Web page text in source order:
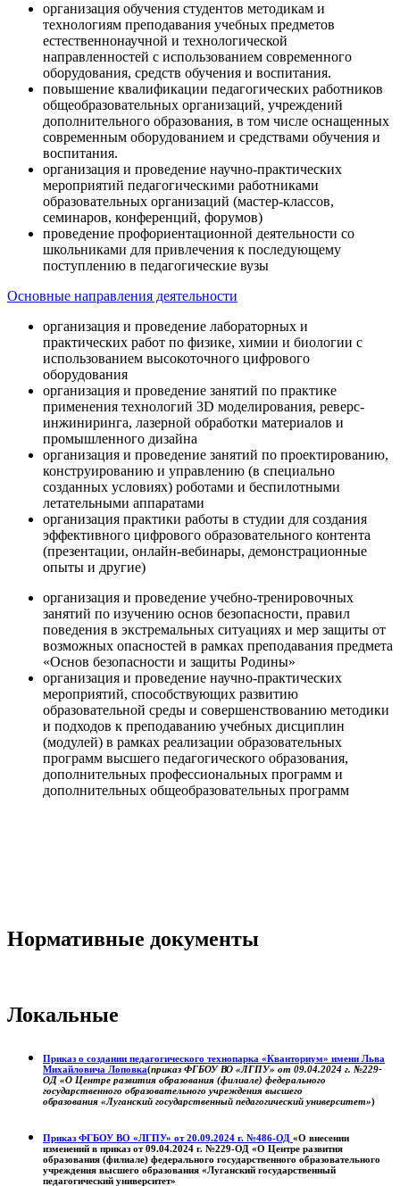
организация обучения студентов методикам и
технологиям преподавания учебных предметов
естественнонаучной и технологической
направленностей с использованием современного
оборудования, средств обучения и воспитания.
повышение квалификации педагогических работников
общеобразовательных организаций, учреждений
дополнительного образования, в том числе оснащенных
современным оборудованием и средствами обучения и
воспитания.
организация и проведение научно-практических
мероприятий педагогическими работниками
образовательных организаций (мастер-классов,
семинаров, конференций, форумов)
проведение профориентационной деятельности со
школьниками для привлечения к последующему
поступлению в педагогические вузы
Основные направления деятельности
организация и проведение лабораторных и
практических работ по физике, химии и биологии с
использованием высокоточного цифрового
оборудования
организация и проведение занятий по практике
применения технологий 3D моделирования, реверс-
инжиниринга, лазерной обработки материалов и
промышленного дизайна
организация и проведение занятий по проектированию,
конструированию и управлению (в специально
созданных условиях) роботами и беспилотными
летательными аппаратами
организация практики работы в студии для создания
эффективного цифрового образовательного контента
(презентации, онлайн-вебинары, демонстрационные
опыты и другие)
организация и проведение учебно-тренировочных
занятий по изучению основ безопасности, правил
поведения в экстремальных ситуациях и мер защиты от
возможных опасностей в рамках преподавания предмета
«Основ безопасности и защиты Родины»
организация и проведение научно-практических
мероприятий, способствующих развитию
образовательной среды и совершенствованию методики
и подходов к преподаванию учебных дисциплин
(модулей) в рамках реализации образовательных
программ высшего педагогического образования,
дополнительных профессиональных программ и
дополнительных общеобразовательных программ
Нормативные документы
Локальные
Приказ о создании педагогического технопарка «Кванториум» имени Льва
Михайловича Лоповка(приказ ФГБОУ ВО «ЛГПУ» от 09.04.2024 г. №229-
ОД «О Центре развития образования (филиале) федерального
государственного образовательного учреждения высшего
образования «Луганский государственный педагогический университет»)
Приказ ФГБОУ ВО «ЛГПУ» от 20.09.2024 г. №486-ОД «О внесении
изменений в приказ от 09.04.2024 г. №229-ОД «О Центре развития
образования (филиале) федерального государственного образовательного
учреждения высшего образования «Луганский государственный
педагогический университет»